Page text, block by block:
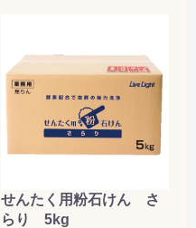
せんたく用粉石けん さ
らり 5kg